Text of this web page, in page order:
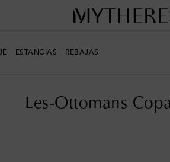
ESTANCIAS REBAJAS
Les-Ottomans